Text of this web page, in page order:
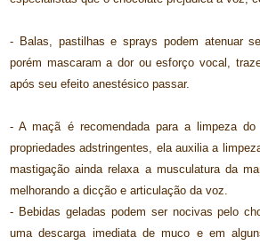
- Balas, pastilhas e sprays podem atenuar
porém mascaram a dor ou esforço vocal,
após seu efeito anestésico passar.
- A maçã é recomendada para a limpeza
propriedades adstringentes, ela auxilia a
mastigação ainda relaxa a musculatura da
melhorando a dicção e articulação da voz.
- Bebidas geladas podem ser nocivas pelo
uma descarga imediata de muco e em